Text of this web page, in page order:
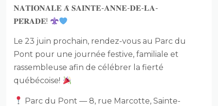
𝐍𝐀𝐓𝐈𝐎𝐍𝐀𝐋𝐄 𝐀̀ 𝐒𝐀𝐈𝐍𝐓𝐄-𝐀𝐍𝐍𝐄-𝐃𝐄-𝐋𝐀-
𝐏𝐄́𝐑𝐀𝐃𝐄!
Le 23 juin prochain, rendez-vous au Parc du
Pont pour une journée festive, familiale et
rassembleuse afin de célébrer la fierté
québécoise!
Parc du Pont — 8, rue Marcotte, Sainte-